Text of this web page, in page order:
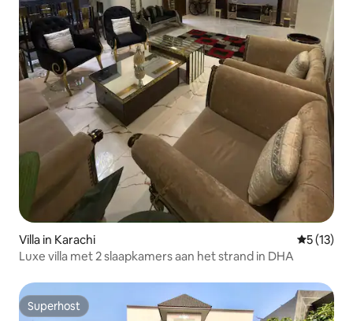
Villa in Karachi
5 (13)
Luxe villa met 2 slaapkamers aan het strand in DHA
Superhost
Superhost